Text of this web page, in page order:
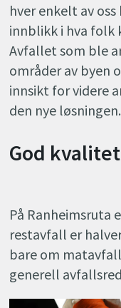
hver enkelt av
innblikk i hva folk
Avfallet som ble
områder av byen
innsikt for videre
den nye løsningen.
God
På Ranheimsruta
restavfall er
bare om
generell